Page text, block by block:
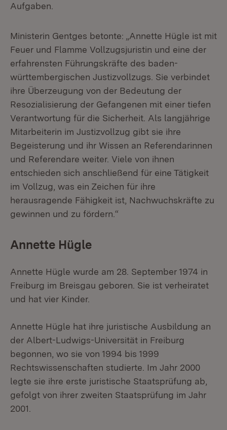
Aufgaben.
Ministerin Gentges betonte: „Annette Hügle ist mit
Feuer und Flamme Vollzugsjuristin und eine der
erfahrensten Führungskräfte des baden-
württembergischen Justizvollzugs. Sie verbindet
ihre Überzeugung von der Bedeutung der
Resozialisierung der Gefangenen mit einer tiefen
Verantwortung für die Sicherheit. Als langjährige
Mitarbeiterin im Justizvollzug gibt sie ihre
Begeisterung und ihr Wissen an Referendarinnen
und Referendare weiter. Viele von ihnen
entschieden sich anschließend für eine Tätigkeit
im Vollzug, was ein Zeichen für ihre
herausragende Fähigkeit ist, Nachwuchskräfte zu
gewinnen und zu fördern.“
Annette Hügle
Annette Hügle wurde am 28. September 1974 in
Freiburg im Breisgau geboren. Sie ist verheiratet
und hat vier Kinder.
Annette Hügle hat ihre juristische Ausbildung an
der Albert-Ludwigs-Universität in Freiburg
begonnen, wo sie von 1994 bis 1999
Rechtswissenschaften studierte. Im Jahr 2000
legte sie ihre erste juristische Staatsprüfung ab,
gefolgt von ihrer zweiten Staatsprüfung im Jahr
2001.